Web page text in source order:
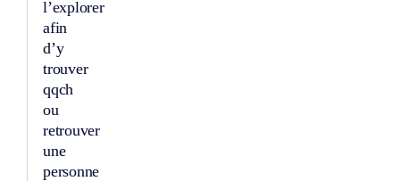
l’explorer
afin
d’y
trouver
qqch
ou
retrouver
une
personne